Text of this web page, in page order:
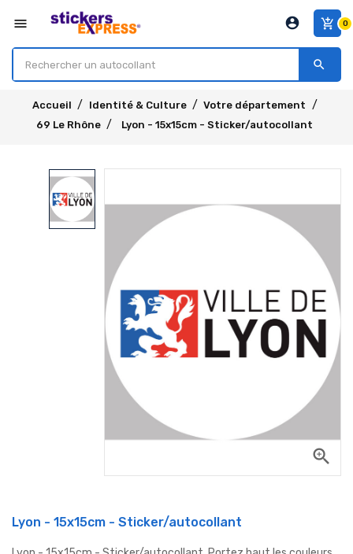
menu add_shopping_cart 0
account_circle
search
Accueil Identité & Culture
Votre département
69 Le Rhône
Lyon - 15x15cm - Sticker/autocollant
zoom_in
Lyon - 15x15cm - Sticker/autocollant